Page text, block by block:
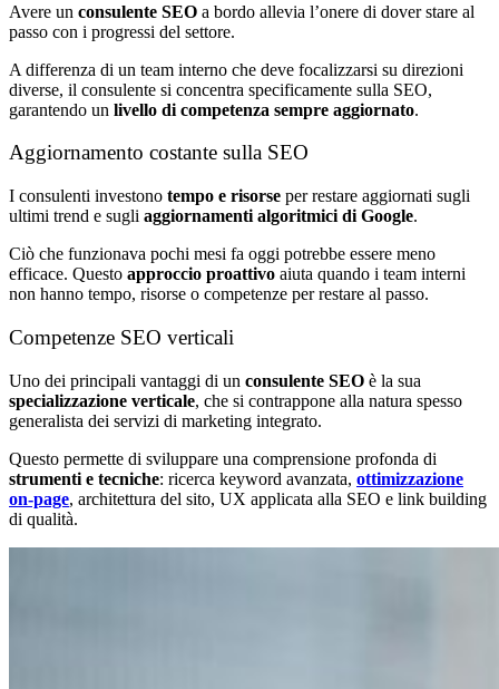
Avere un consulente SEO a bordo allevia l’onere di dover stare al
passo con i progressi del settore.
A differenza di un team interno che deve focalizzarsi su direzioni
diverse, il consulente si concentra specificamente sulla SEO,
garantendo un livello di competenza sempre aggiornato.
Aggiornamento costante sulla SEO
I consulenti investono tempo e risorse per restare aggiornati sugli
ultimi trend e sugli aggiornamenti algoritmici di Google.
Ciò che funzionava pochi mesi fa oggi potrebbe essere meno
efficace. Questo approccio proattivo aiuta quando i team interni
non hanno tempo, risorse o competenze per restare al passo.
Competenze SEO verticali
Uno dei principali vantaggi di un consulente SEO è la sua
specializzazione verticale, che si contrappone alla natura spesso
generalista dei servizi di marketing integrato.
Questo permette di sviluppare una comprensione profonda di
strumenti e tecniche: ricerca keyword avanzata, ottimizzazione
on-page, architettura del sito, UX applicata alla SEO e link building
di qualità.